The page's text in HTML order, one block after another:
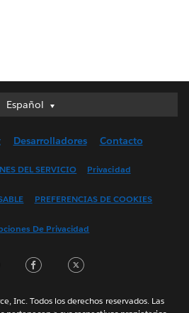
Español
Español
English (UK)
(France)
한국어
Português
Desarrolladores Contacto
DEL SERVICIO Privacidad
PREFERENCIAS DE COOKIES
De Privacidad
LinkedInFacebook
Inc. Todos los derechos reservados. Las